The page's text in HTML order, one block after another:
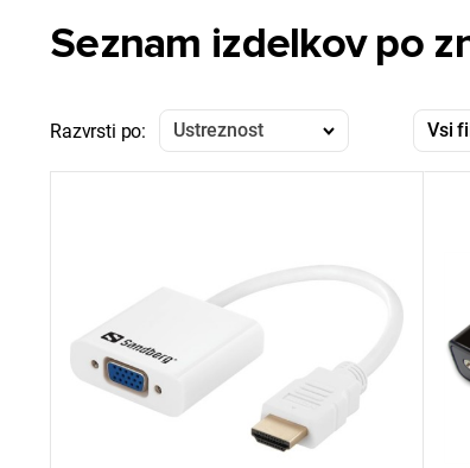
Seznam izdelkov po
Razvrsti po: Ustreznost Vsi